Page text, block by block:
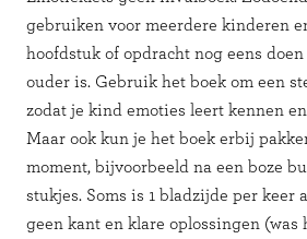
gebruiken voor meerdere kinderen
hoofdstuk of opdracht nog eens
ouder is. Gebruik het boek om een
zodat je kind emoties leert kennen
Maar ook kun je het boek erbij
moment, bijvoorbeeld na een boze
stukjes. Soms is 1 bladzijde per keer
geen kant en klare oplossingen (was